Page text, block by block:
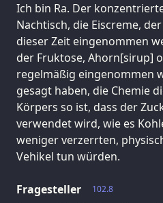
Ich bin Ra. Der
Nachtisch, die Eiscreme,
dieser Zeit eingenommen
der Fruktose, Ahorn[sirup]
regelmäßig eingenommen
gesagt haben, die Chemie
Körpers so ist, dass der
verwendet wird, wie es
weniger verzerrten,
Vehikel tun würden.
102.8
Fragesteller